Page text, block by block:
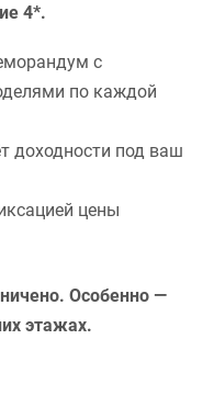
4*.
с
по каждой
доходности под ваш
цены
Особенно —
этажах.